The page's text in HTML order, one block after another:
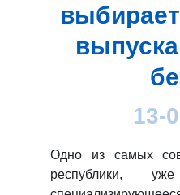
13-
Одно из самых
республики,